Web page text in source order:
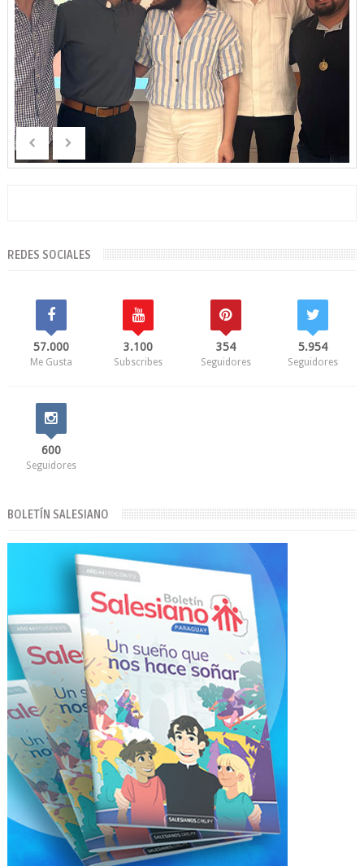
REDES SOCIALES
57.000
Me Gusta
3.100
Subscribes
354
Seguidores
5.954
Seguidores
600
Seguidores
BOLETÍN SALESIANO